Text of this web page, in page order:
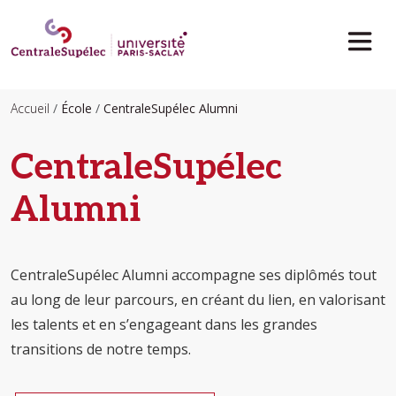
Accueil École CentraleSupélec Alumni
CentraleSupélec
Alumni
CentraleSupélec Alumni accompagne ses diplômés tout
au long de leur parcours, en créant du lien, en valorisant
les talents et en s’engageant dans les grandes
transitions de notre temps.